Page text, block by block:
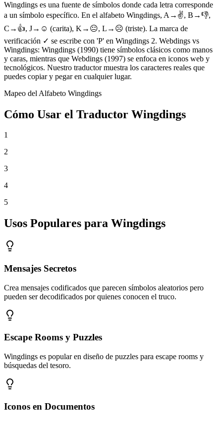
Wingdings es una fuente de símbolos donde cada letra corresponde
a un símbolo específico. En el alfabeto Wingdings, A→✌, B→👎,
C→👍, J→☺ (carita), K→😐, L→☹ (triste). La marca de
verificación ✓ se escribe con 'P' en Wingdings 2. Webdings vs
Wingdings: Wingdings (1990) tiene símbolos clásicos como manos
y caras, mientras que Webdings (1997) se enfoca en iconos web y
tecnológicos. Nuestro traductor muestra los caracteres reales que
puedes copiar y pegar en cualquier lugar.
Mapeo del Alfabeto Wingdings
Cómo Usar el Traductor Wingdings
1
2
3
4
5
Usos Populares para Wingdings
Mensajes Secretos
Crea mensajes codificados que parecen símbolos aleatorios pero
pueden ser decodificados por quienes conocen el truco.
Escape Rooms y Puzzles
Wingdings es popular en diseño de puzzles para escape rooms y
búsquedas del tesoro.
Iconos en Documentos